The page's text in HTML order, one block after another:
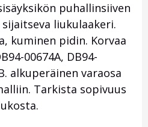
puhallinsiiven
liukulaakeri.
kuminen pidin. Korvaa
00674A, DB94-
alkuperäinen varaosa
Tarkista sopivuus